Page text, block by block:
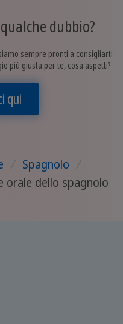
dubbio?
sempre pronti a consigliarti
più giusta per te, cosa aspetti?
qui
/ Spagnolo /
orale dello spagnolo